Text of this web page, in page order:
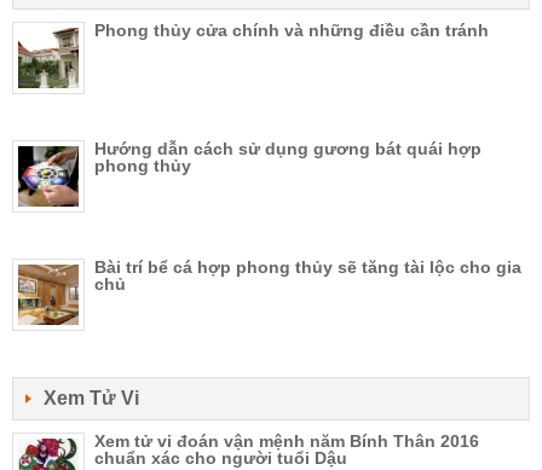
Phong thủy cửa chính và những điều cần tránh
Hướng dẫn cách sử dụng gương bát quái hợp
phong thủy
Bài trí bể cá hợp phong thủy sẽ tăng tài lộc cho gia
chủ
Xem Tử Vi
Xem tử vi đoán vận mệnh năm Bính Thân 2016
chuẩn xác cho người tuổi Dậu